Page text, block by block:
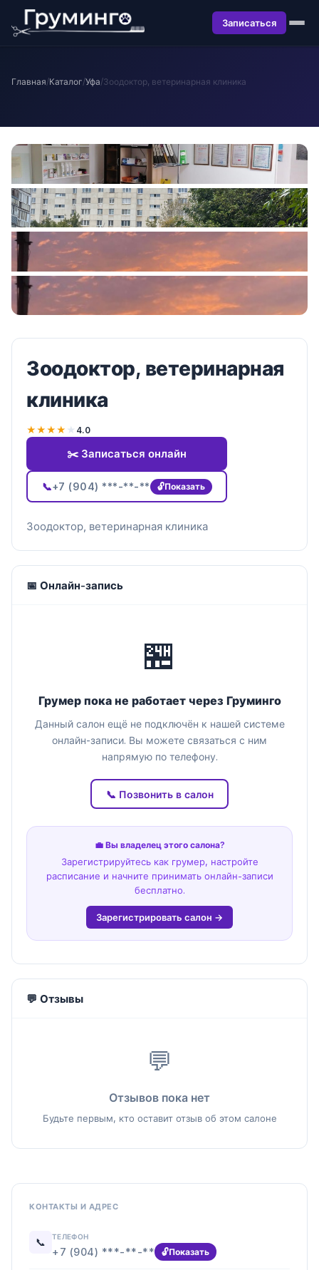
Записаться
Главная/Каталог/Уфа/Зоодоктор, ветеринарная клиника
Зоодоктор, ветеринарная
клиника
★★★★ ★ 4.0
✂️ Записаться онлайн
📞+7 (904) ***-**-** Показать
Зоодоктор, ветеринарная клиника
📅 Онлайн-запись
🏪
Грумер пока не работает через Груминго
Данный салон ещё не подключён к нашей системе
онлайн-записи. Вы можете связаться с ним
напрямую по телефону.
📞 Позвонить в салон
💼 Вы владелец этого салона?
Зарегистрируйтесь как грумер, настройте
расписание и начните принимать онлайн-записи
бесплатно.
Зарегистрировать салон →
💬 Отзывы
💬
Отзывов пока нет
Будьте первым, кто оставит отзыв об этом салоне
КОНТАКТЫ И АДРЕС
📞 ТЕЛЕФОН
+7 (904) ***-**-** Показать